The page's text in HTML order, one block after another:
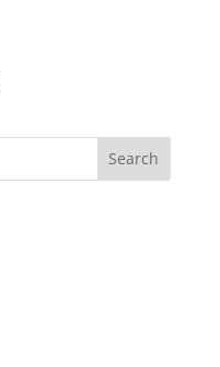
Search